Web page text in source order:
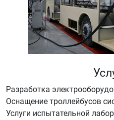
Разработка
Оснащение троллейбусов
Услуги испытательной